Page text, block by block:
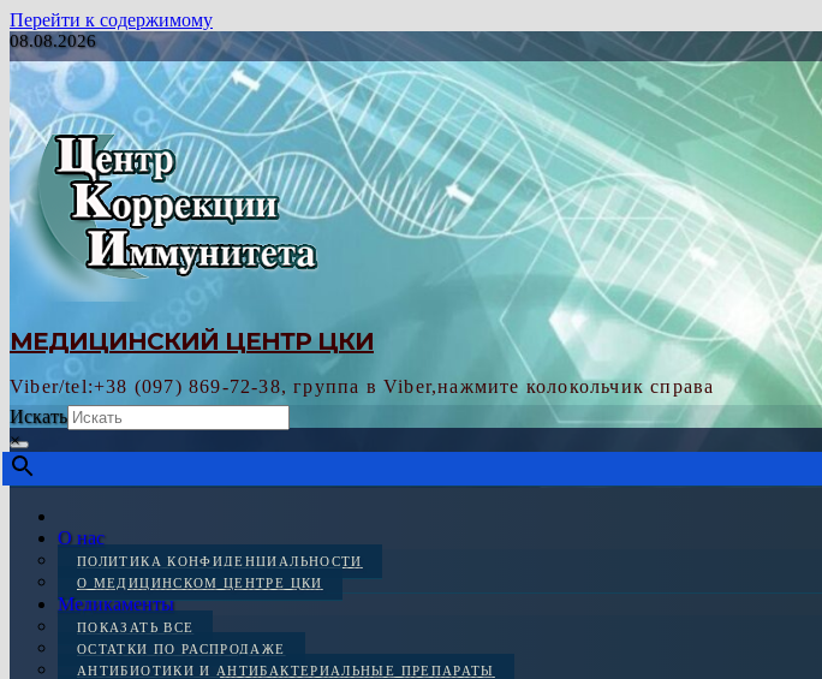
Перейти к содержимому
08.08.2026
МЕДИЦИНСКИЙ ЦЕНТР ЦКИ
Viber/tel:+38 (097) 869-72-38, группа в Viber,нажмите колокольчик справа
Искать
×
О нас
ПОЛИТИКА КОНФИДЕНЦИАЛЬНОСТИ
О МЕДИЦИНСКОМ ЦЕНТРЕ ЦКИ
Медикаменты
ПОКАЗАТЬ ВСЕ
ОСТАТКИ ПО РАСПРОДАЖЕ
АНТИБИОТИКИ И АНТИБАКТЕРИАЛЬНЫЕ ПРЕПАРАТЫ